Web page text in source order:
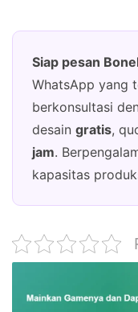
Siap pesan
WhatsApp yang
berkonsultasi
desain gratis,
jam.
kapasitas